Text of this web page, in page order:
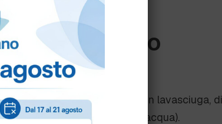
Consigli d’uso
Diluizione
Per uso manuale o in lavasciuga,
– 500 ml in 10 L d'acqua).